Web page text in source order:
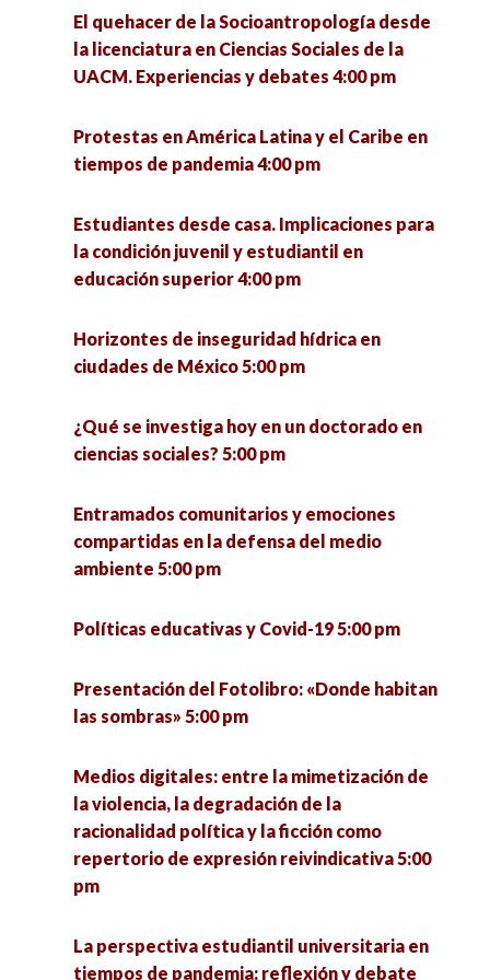
retrospectiva desde México prehispánico
perspectiva hasta la 4T. 5:00 pm
ciencias sociales? 5:00 pm
articuladores de la ciudad 5:30 pm
Pymes innovadoras y su impacto social en el
La otra economía. Resultados de investigación
estado de Jalisco y México 7:00 pm
El quehacer de la Socioantropología desde
la licenciatura en Ciencias Sociales de la
UACM. Experiencias y debates 4:00 pm
Protestas en América Latina y el Caribe en
tiempos de pandemia 4:00 pm
Estudiantes desde casa. Implicaciones para
la condición juvenil y estudiantil en
educación superior 4:00 pm
Horizontes de inseguridad hídrica en
ciudades de México 5:00 pm
¿Qué se investiga hoy en un doctorado en
ciencias sociales? 5:00 pm
Entramados comunitarios y emociones
compartidas en la defensa del medio
ambiente 5:00 pm
Políticas educativas y Covid-19 5:00 pm
Presentación del Fotolibro: «Donde habitan
las sombras» 5:00 pm
Medios digitales: entre la mimetización de
la violencia, la degradación de la
racionalidad política y la ficción como
repertorio de expresión reivindicativa 5:00
pm
La perspectiva estudiantil universitaria en
tiempos de pandemia: reflexión y debate